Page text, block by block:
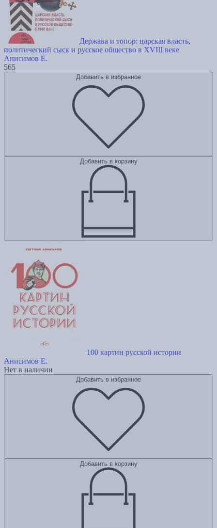
Держава и топор: царская власть,
политический сыск и русское общество в XVIII веке
Анисимов Е.
565
Добавить в избранное
Добавить в корзину
100 картин русской истории
Анисимов Е.
Нет в наличии
Добавить в избранное
Добавить в корзину